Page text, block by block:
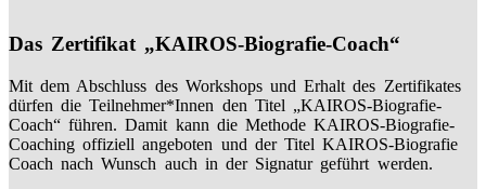
Das Zertifikat „KAIROS-Biografie-Coach“
Mit dem Abschluss des Workshops und Erhalt des Zertifikates
dürfen die Teilnehmer*Innen den Titel „KAIROS-Biografie-
Coach“ führen. Damit kann die Methode KAIROS-Biografie-
Coaching offiziell angeboten und der Titel KAIROS-Biografie
Coach nach Wunsch auch in der Signatur geführt werden.